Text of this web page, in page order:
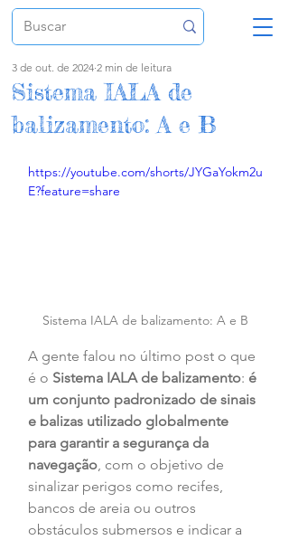
Sistema IALA de
balizamento: A e B
3 de out. de 2024 2 min de leitura
https://youtube.com/shorts/JYGaYokm2u
E?feature=share
Sistema IALA de balizamento: A e B
A gente falou no último post o que
é o Sistema IALA de balizamento: é
um conjunto padronizado de sinais
e balizas utilizado globalmente
para garantir a segurança da
navegação, com o objetivo de
sinalizar perigos como recifes,
bancos de areia ou outros
obstáculos submersos e indicar a